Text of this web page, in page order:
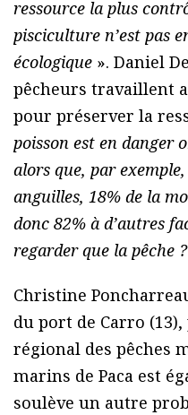
ressource la plus
pisciculture n’est pas
écologique ». Daniel
pêcheurs travaillent
pour préserver la
poisson est en danger
alors que, par
anguilles, 18% de la
donc 82% à d’autres
regarder que la pêche ?
Christine
du port de Carro
régional des pêches
marins de Paca est
soulève un autre